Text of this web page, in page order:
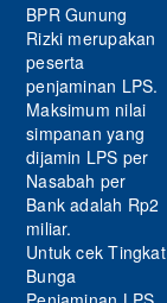
BPR Gunung
Rizki merupakan
peserta
penjaminan LPS.
Maksimum nilai
simpanan yang
dijamin LPS per
Nasabah per
Bank adalah Rp2
miliar.
Untuk cek Tingkat
Bunga